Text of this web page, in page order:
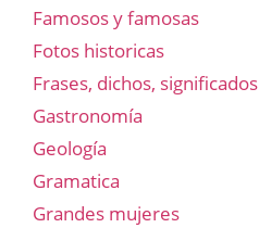
Famosos y famosas
Fotos historicas
Frases, dichos, significados
Gastronomía
Geología
Gramatica
Grandes mujeres